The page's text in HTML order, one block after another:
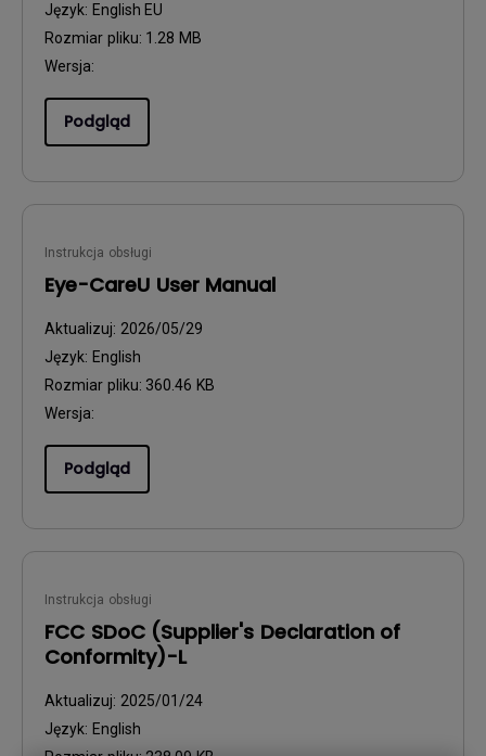
Język: English EU
Rozmiar pliku: 1.28 MB
Wersja:
Podgląd
Instrukcja obsługi
Eye-CareU User Manual
Aktualizuj: 2026/05/29
Język: English
Rozmiar pliku: 360.46 KB
Wersja:
Podgląd
Instrukcja obsługi
FCC SDoC (Supplier's Declaration of
Conformity)-L
Aktualizuj: 2025/01/24
Język: English